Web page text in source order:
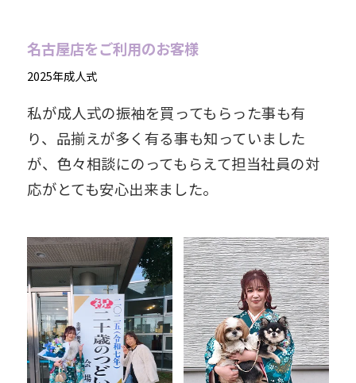
名古屋店をご利用のお客様
2025年成人式
私が成人式の振袖を買ってもらった事も有
り、品揃えが多く有る事も知っていました
が、色々相談にのってもらえて担当社員の対
応がとても安心出来ました。